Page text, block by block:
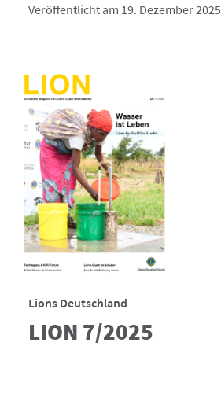
Veröffentlicht am 19. Dezember 2025
Lions Deutschland
LION 7/2025